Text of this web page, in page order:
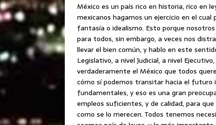
México es un país rico en historia, rico en
mexicanos hagamos un ejercicio en el
fantasía o idealismo. Esto porque
para todos, sin embargo, a veces nos
llevar el bien común, y hablo en este
Legislativo, a nivel Judicial, a nivel
verdaderamente el México que todos
cómo sí podemos transitar hacia el futuro
fundamentales, y eso es una gran
empleos suficientes, y de calidad, para
como se lo merecen. Todos tenemos